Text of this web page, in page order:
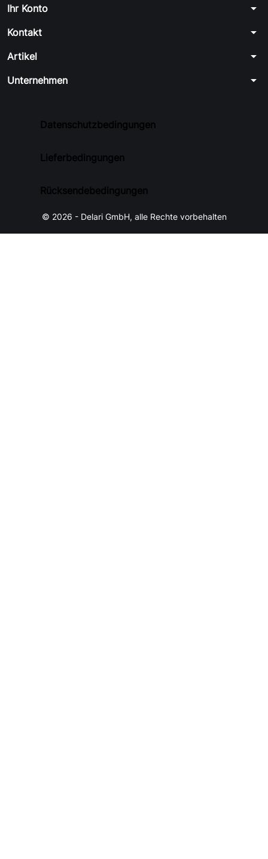
Ihr Konto arrow_drop_down
Kontakt arrow_drop_down
Artikel arrow_drop_down
Unternehmen arrow_drop_down
Datenschutzbedingungen
Lieferbedingungen
Rücksendebedingungen
© 2026 - Delari GmbH, alle Rechte vorbehalten